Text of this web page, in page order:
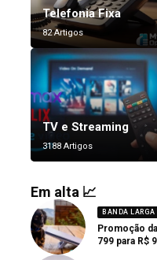
Telefonia Fixa
82 Artigos
TV e Streaming
3188 Artigos
Em alta 📈
BANDA LARGA
Promoção
799 para R$